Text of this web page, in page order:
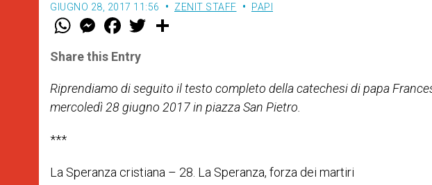
GIUGNO 28, 2017 11:56 ZENIT STAFF PAPI
W
t
s
p
p
M
e
s
e
g
e
r
F
a
e
b
o
k
w
r
Share this Entry
Riprendiamo di seguito il testo completo della catechesi di papa
mercoledì 28 giugno 2017 in piazza San Pietro.
***
La Speranza cristiana – 28. La Speranza, forza dei martiri